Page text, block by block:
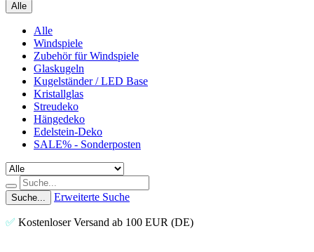
Alle
Alle
Windspiele
Zubehör für Windspiele
Glaskugeln
Kugelständer / LED Base
Kristallglas
Streudeko
Hängedeko
Edelstein-Deko
SALE% - Sonderposten
Suche... Erweiterte Suche
✅ Kostenloser Versand ab 100 EUR (DE)